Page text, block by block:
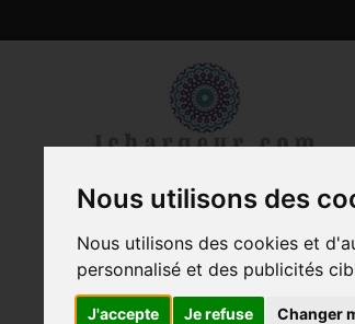
Nous utilisons des
Nous utilisons des cookies et
personnalisé et des publicités
J'accepte Je refuse Changer
CHARGEUR POUR
POLITIQUE DE